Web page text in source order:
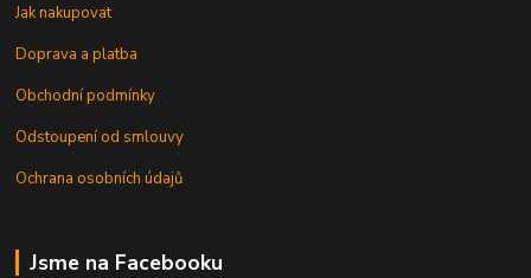
Jak nakupovat
Doprava a platba
Obchodní podmínky
Odstoupení od smlouvy
Ochrana osobních údajů
Jsme na Facebooku